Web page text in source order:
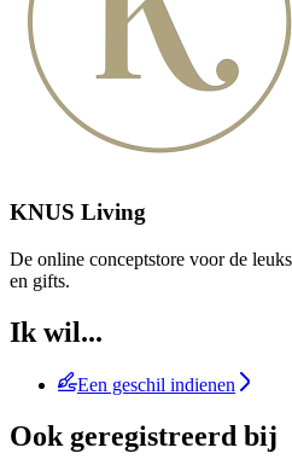
KNUS Living
De online conceptstore voor de
en gifts.
Ik wil...
Een geschil indienen
Ook geregistreerd bij